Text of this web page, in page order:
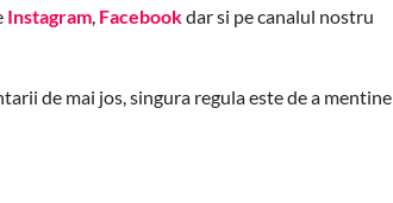
Instagram, Facebookdar si pe canalul nostru
de mai jos, singura regula este de a mentine